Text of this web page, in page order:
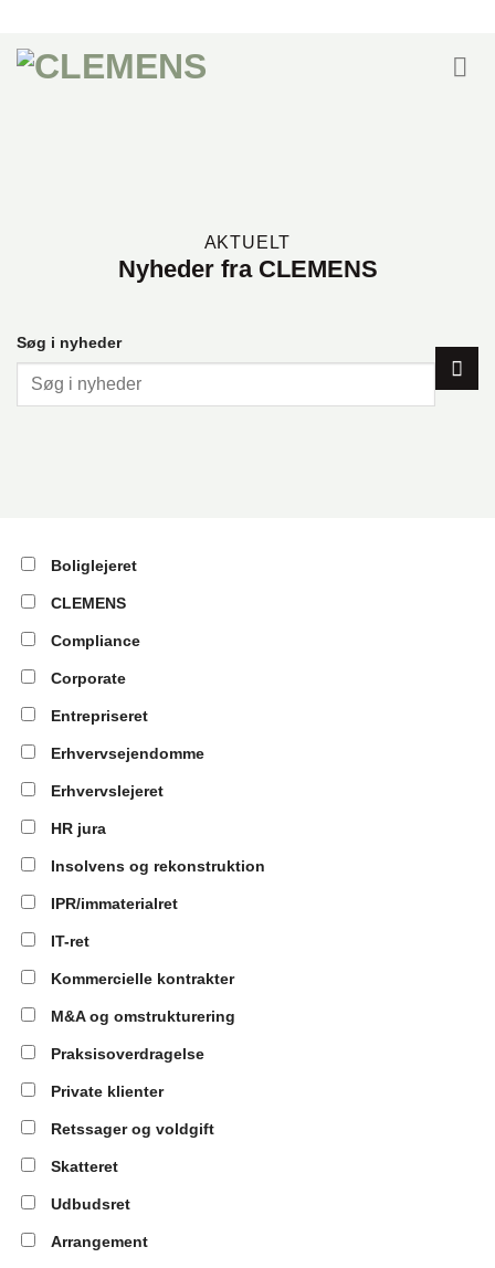
indhold
AKTUELT
Nyheder fra CLEMENS
Søg i nyheder
Boliglejeret
CLEMENS
Compliance
Corporate
Entrepriseret
Erhvervsejendomme
Erhvervslejeret
HR jura
Insolvens og rekonstruktion
IPR/immaterialret
IT-ret
Kommercielle kontrakter
M&A og omstrukturering
Praksisoverdragelse
Private klienter
Retssager og voldgift
Skatteret
Udbudsret
Arrangement